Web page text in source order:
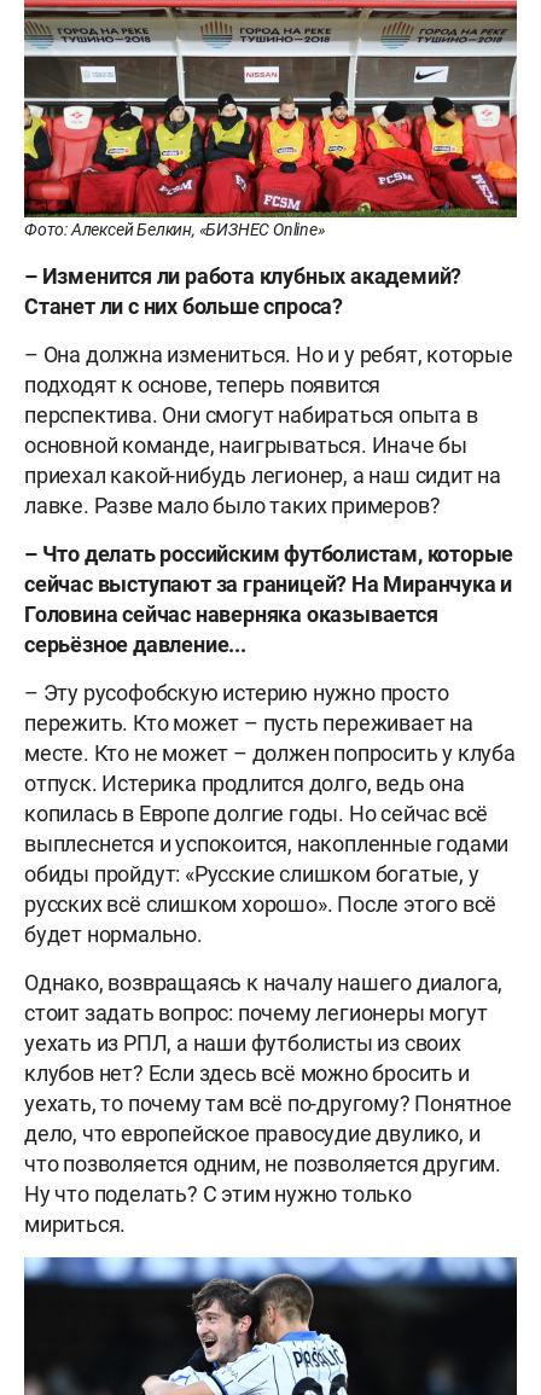
Фото: Алексей Белкин, «БИЗНЕС Online»
– Изменится ли работа клубных академий?
Станет ли с них больше спроса?
– Она должна измениться. Но и у ребят, которые
подходят к основе, теперь появится
перспектива. Они смогут набираться опыта в
основной команде, наигрываться. Иначе бы
приехал какой-нибудь легионер, а наш сидит на
лавке. Разве мало было таких примеров?
– Что делать российским футболистам, которые
сейчас выступают за границей? На Миранчука и
Головина сейчас наверняка оказывается
серьёзное давление...
– Эту русофобскую истерию нужно просто
пережить. Кто может – пусть переживает на
месте. Кто не может – должен попросить у клуба
отпуск. Истерика продлится долго, ведь она
копилась в Европе долгие годы. Но сейчас всё
выплеснется и успокоится, накопленные годами
обиды пройдут: «Русские слишком богатые, у
русских всё слишком хорошо». После этого всё
будет нормально.
Однако, возвращаясь к началу нашего диалога,
стоит задать вопрос: почему легионеры могут
уехать из РПЛ, а наши футболисты из своих
клубов нет? Если здесь всё можно бросить и
уехать, то почему там всё по-другому? Понятное
дело, что европейское правосудие двулико, и
что позволяется одним, не позволяется другим.
Ну что поделать? С этим нужно только
мириться.